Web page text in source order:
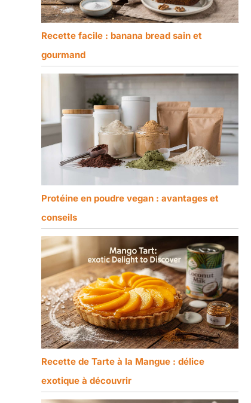
Recette facile : banana bread sain et
gourmand
Protéine en poudre vegan : avantages et
conseils
Recette de Tarte à la Mangue : délice
exotique à découvrir